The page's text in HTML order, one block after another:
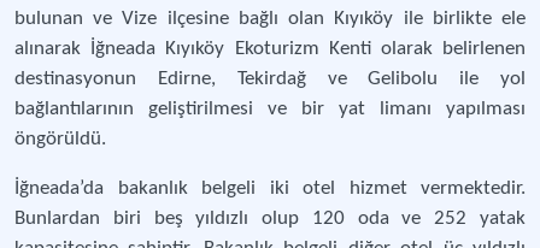
bulunan ve Vize ilçesine bağlı olan Kıyıköy ile birlikte ele
alınarak İğneada Kıyıköy Ekoturizm Kenti olarak belirlenen
destinasyonun Edirne, Tekirdağ ve Gelibolu ile yol
bağlantılarının geliştirilmesi ve bir yat limanı yapılması
öngörüldü.
İğneada’da bakanlık belgeli iki otel hizmet vermektedir.
Bunlardan biri beş yıldızlı olup 120 oda ve 252 yatak